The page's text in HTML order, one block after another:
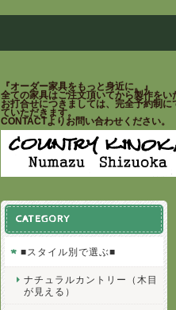
『オーダー家具をもっと身近に。』
全ての家具はご注文頂いてから製作をい
お打合せにつきましては、完全予約制に
ていただきます。
CONTACTよりお問い合わせください。
CATEGORY
■スタイル別で選ぶ■
ナチュラルカントリー（木目
が見える）